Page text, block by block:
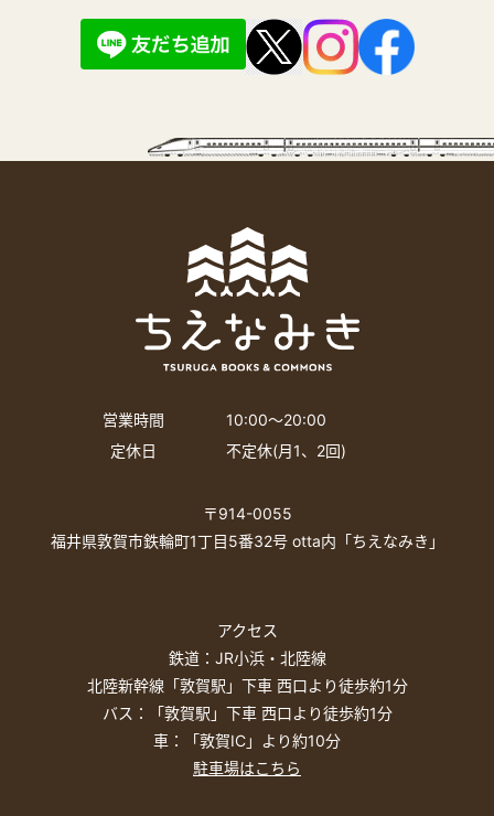
営業時間
10:00〜20:00
定休日
不定休(月1、2回)
〒914-0055
福井県敦賀市鉄輪町1丁目5番32号 otta内「ちえなみき」
アクセス
鉄道：JR小浜・北陸線
北陸新幹線「敦賀駅」下車 西口より徒歩約1分
バス：「敦賀駅」下車 西口より徒歩約1分
車：「敦賀IC」より約10分
駐車場はこちら